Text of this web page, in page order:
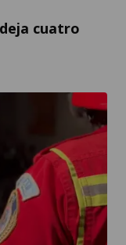
cuatro